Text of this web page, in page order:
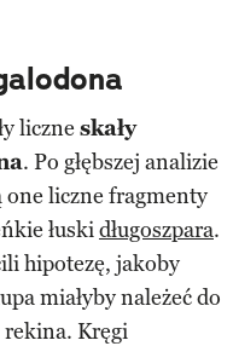
liczne skały
. Po głębszej analizie
one liczne fragmenty
łuskidługoszpara.
hipotezę, jakoby
miałyby należeć do
rekina. Kręgi